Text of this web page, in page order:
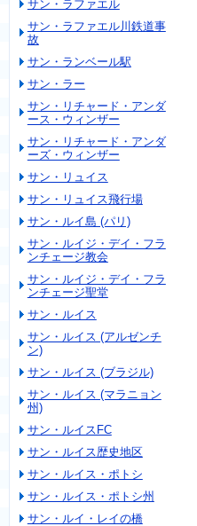
サン・ラファエル
サン・ラファエル川鉄道事
故
サン・ランベール駅
サン・ラー
サン・リチャード・アンダ
ース・ウィンザー
サン・リチャード・アンダ
ーズ・ウィンザー
サン・リュイス
サン・リュイス飛行場
サン・ルイ島 (パリ)
サン・ルイジ・デイ・フラ
ンチェージ教会
サン・ルイジ・デイ・フラ
ンチェージ聖堂
サン・ルイス
サン・ルイス (アルゼンチ
ン)
サン・ルイス (ブラジル)
サン・ルイス (マラニョン
州)
サン・ルイスFC
サン・ルイス歴史地区
サン・ルイス・ポトシ
サン・ルイス・ポトシ州
サン・ルイ・レイの橋